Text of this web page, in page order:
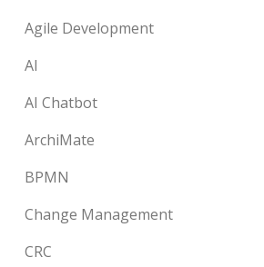
Agile Development
AI
AI Chatbot
ArchiMate
BPMN
Change Management
CRC